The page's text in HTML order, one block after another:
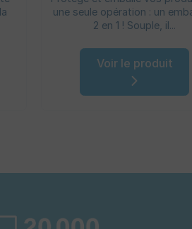
une seule opération : un
2 en 1 ! Souple, il...
Voir le produit